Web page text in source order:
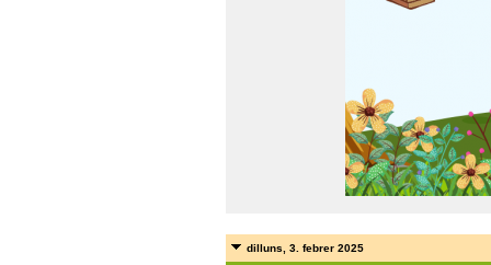
dilluns, 3. febrer 2025